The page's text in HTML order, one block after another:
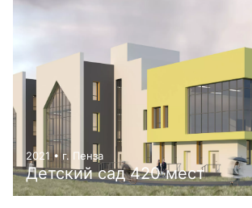
2021 • г. Пенза
Детский сад 420 мест